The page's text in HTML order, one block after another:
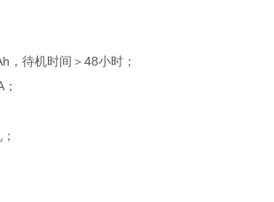
，待机时间＞48小时；